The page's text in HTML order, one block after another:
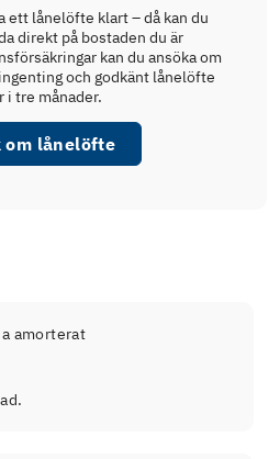
ett lånelöfte klart – då kan du
direkt på bostaden du är
kan du ansöka om
och godkänt lånelöfte
i tre månader.
om lånelöfte
amorterat